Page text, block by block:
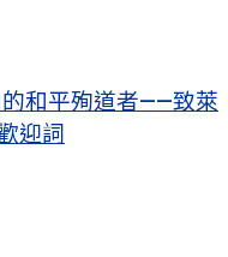
和平殉道者——致萊
迎詞